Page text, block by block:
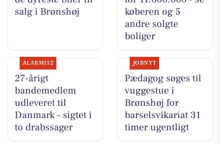
salg i Brønshøj
køberen og 5
andre solgte
boliger
ALARM112
27-årigt
bandemedlem
udleveret til
Danmark - sigtet i
to drabssager
JOBNYT
Pædagog søges til
vuggestue i
Brønshøj for
barselsvikariat 31
timer ugentligt